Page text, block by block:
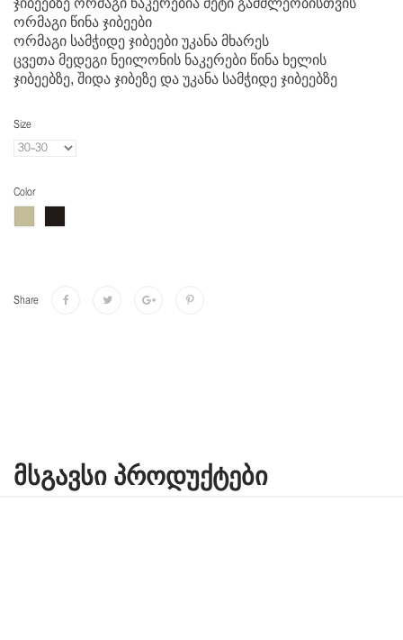
ორმაგი წინა ჯიბეები
ორმაგი სამჭიდე ჯიბეები უკანა მხარეს
ცვეთა მედეგი ნეილონის ნაკერები წინა ხელის
ჯიბეებზე, შიდა ჯიბეზე და უკანა სამჭიდე ჯიბეებზე
Size
Color
Share
ᲛᲡᲒᲐᲕᲡᲘ ᲞᲠᲝᲓᲣᲥᲢᲔᲑᲘ